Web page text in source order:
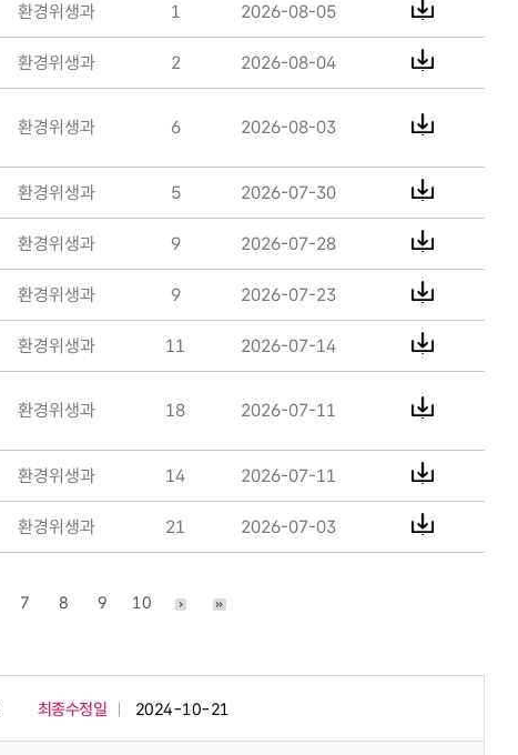
환경위생과 1 2026-08-05
환경위생과 2 2026-08-04
환경위생과 6 2026-08-03
환경위생과 5 2026-07-30
환경위생과 9 2026-07-28
환경위생과 9 2026-07-23
환경위생과 11 2026-07-14
환경위생과 18 2026-07-11
환경위생과 14 2026-07-11
환경위생과 21 2026-07-03
7 8 9 10
최종수정일 2024-10-21